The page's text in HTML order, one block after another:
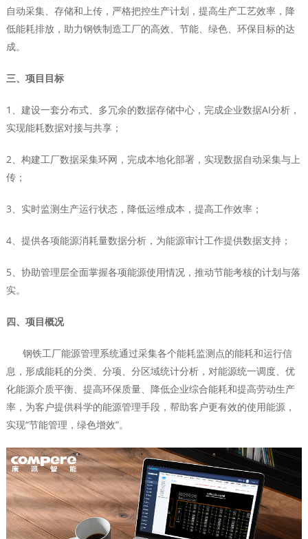
自动采集、存储和上传，严格把控生产计划，提高生产工艺效率，降
低能耗排放，助力钢铁制造工厂的高效、节能、绿色、环保目标的达
成。
三、项目目标
1、建设一套分布式、多冗余的数据存储中心，完成企业数据AI分析，
实现能耗数据对接与共享；
2、构建工厂数据采集环网，完成本地化部署，实现数据自动采集与上
传；
3、实时监测生产运行状态，降低运维成本，提高工作效率；
4、提供各项能源消耗量数据分析，为能源审计工作提供数据支持；
5、协助管理层全面掌握各项能源使用情况，推动节能考核的计划与落
实。
四、项目概况
钢铁工厂能源管理系统通过采集各个能耗监测点的能耗和运行信
息，形成能耗的分类、分项、分区域统计分析，对能源统一调度、优
化能源介质平衡、提高环保质量、降低企业综合能耗和提高劳动生产
率，为客户提供科学的能源管理手段，帮助客户更有效的使用能源，
实现“节能管理，绿色增效”。